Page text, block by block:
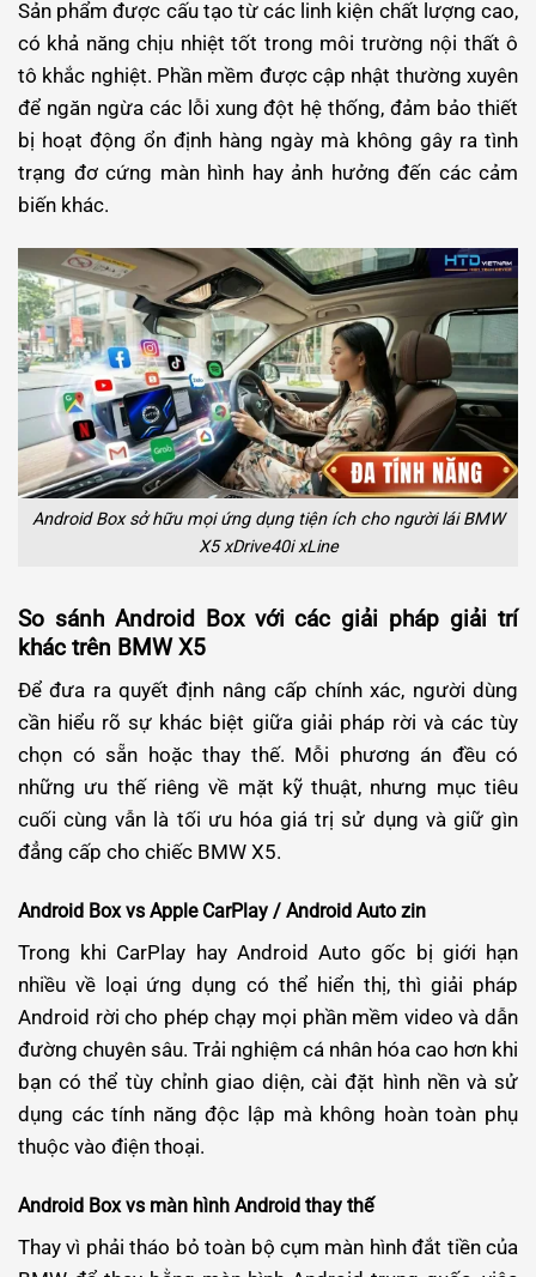
Sản phẩm được cấu tạo từ các linh kiện chất lượng cao,
có khả năng chịu nhiệt tốt trong môi trường nội thất ô
tô khắc nghiệt. Phần mềm được cập nhật thường xuyên
để ngăn ngừa các lỗi xung đột hệ thống, đảm bảo thiết
bị hoạt động ổn định hàng ngày mà không gây ra tình
trạng đơ cứng màn hình hay ảnh hưởng đến các cảm
biến khác.
Android Box sở hữu mọi ứng dụng tiện ích cho người lái BMW
X5 xDrive40i xLine
So sánh Android Box với các giải pháp giải trí
khác trên BMW X5
Để đưa ra quyết định nâng cấp chính xác, người dùng
cần hiểu rõ sự khác biệt giữa giải pháp rời và các tùy
chọn có sẵn hoặc thay thế. Mỗi phương án đều có
những ưu thế riêng về mặt kỹ thuật, nhưng mục tiêu
cuối cùng vẫn là tối ưu hóa giá trị sử dụng và giữ gìn
đẳng cấp cho chiếc BMW X5.
Android Box vs Apple CarPlay / Android Auto zin
Trong khi CarPlay hay Android Auto gốc bị giới hạn
nhiều về loại ứng dụng có thể hiển thị, thì giải pháp
Android rời cho phép chạy mọi phần mềm video và dẫn
đường chuyên sâu. Trải nghiệm cá nhân hóa cao hơn khi
bạn có thể tùy chỉnh giao diện, cài đặt hình nền và sử
dụng các tính năng độc lập mà không hoàn toàn phụ
thuộc vào điện thoại.
Android Box vs màn hình Android thay thế
Thay vì phải tháo bỏ toàn bộ cụm màn hình đắt tiền của